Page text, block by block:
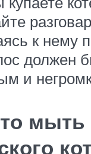
к нему
должен
и
мыть